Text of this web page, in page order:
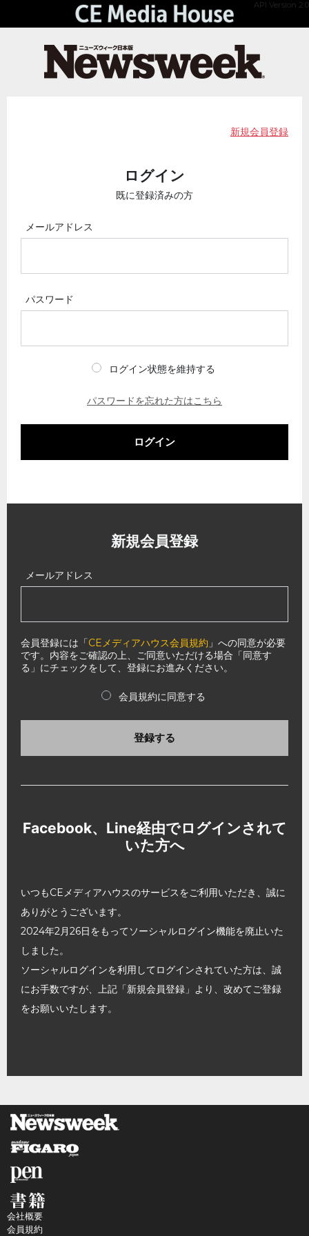
API Version 2.0
新規会員登録
ログイン
既に登録済みの方
メールアドレス
パスワード
ログイン状態を維持する
パスワードを忘れた方はこちら
ログイン
新規会員登録
メールアドレス
会員登録には「CEメディアハウス会員規約 」への同意が必要
です。内容をご確認の上、ご同意いただける場合「同意す
る」にチェックをして、登録にお進みください。
会員規約に同意する
登録する
Facebook、Line経由でログインされて
いた方へ
いつもCEメディアハウスのサービスをご利用いただき、誠に
ありがとうございます。
2024年2月26日をもってソーシャルログイン機能を廃止いた
しました。
ソーシャルログインを利用してログインされていた方は、誠
にお手数ですが、上記「新規会員登録」より、改めてご登録
をお願いいたします。
会社概要
会員規約